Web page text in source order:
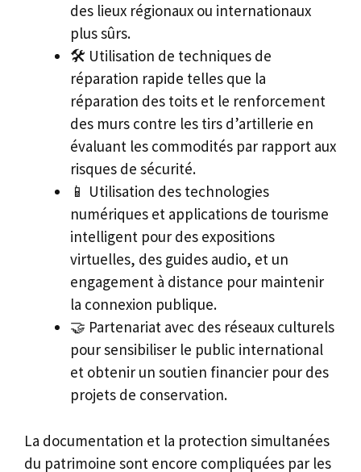
des lieux régionaux ou internationaux
plus sûrs.
🛠️ Utilisation de techniques de
réparation rapide telles que la
réparation des toits et le renforcement
des murs contre les tirs d’artillerie en
évaluant les commodités par rapport aux
risques de sécurité.
📱 Utilisation des technologies
numériques et applications de tourisme
intelligent pour des expositions
virtuelles, des guides audio, et un
engagement à distance pour maintenir
la connexion publique.
🤝 Partenariat avec des réseaux culturels
pour sensibiliser le public international
et obtenir un soutien financier pour des
projets de conservation.
La documentation et la protection simultanées
du patrimoine sont encore compliquées par les